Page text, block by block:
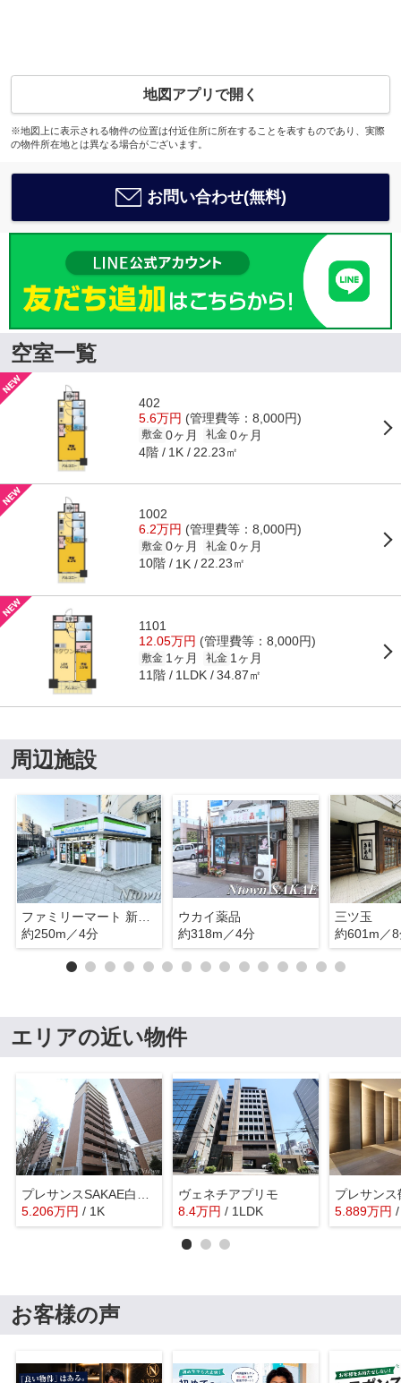
地図アプリで開く
※地図上に表示される物件の位置は付近住所に所在することを表すものであり、実際
の物件所在地とは異なる場合がございます。
お問い合わせ(無料)
空室一覧
402
5.6万円 (管理費等：8,000円)
敷金 0ヶ月 礼金 0ヶ月
4階 1K 22.23㎡
1002
6.2万円 (管理費等：8,000円)
敷金 0ヶ月 礼金 0ヶ月
10階 1K 22.23㎡
1101
12.05万円 (管理費等：8,000円)
敷金 1ヶ月 礼金 1ヶ月
11階 1LDK 34.87㎡
周辺施設
ファミリーマート 新栄一丁目店
約250m／4分
ウカイ薬品
約318m／4分
三ツ玉
約601m／
エリアの近い物件
5.206万円 / 1K
ヴェネチアプリモ
8.4万円 / 1LDK 5.889万円
お客様の声